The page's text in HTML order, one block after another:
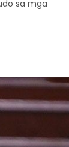
sa mga